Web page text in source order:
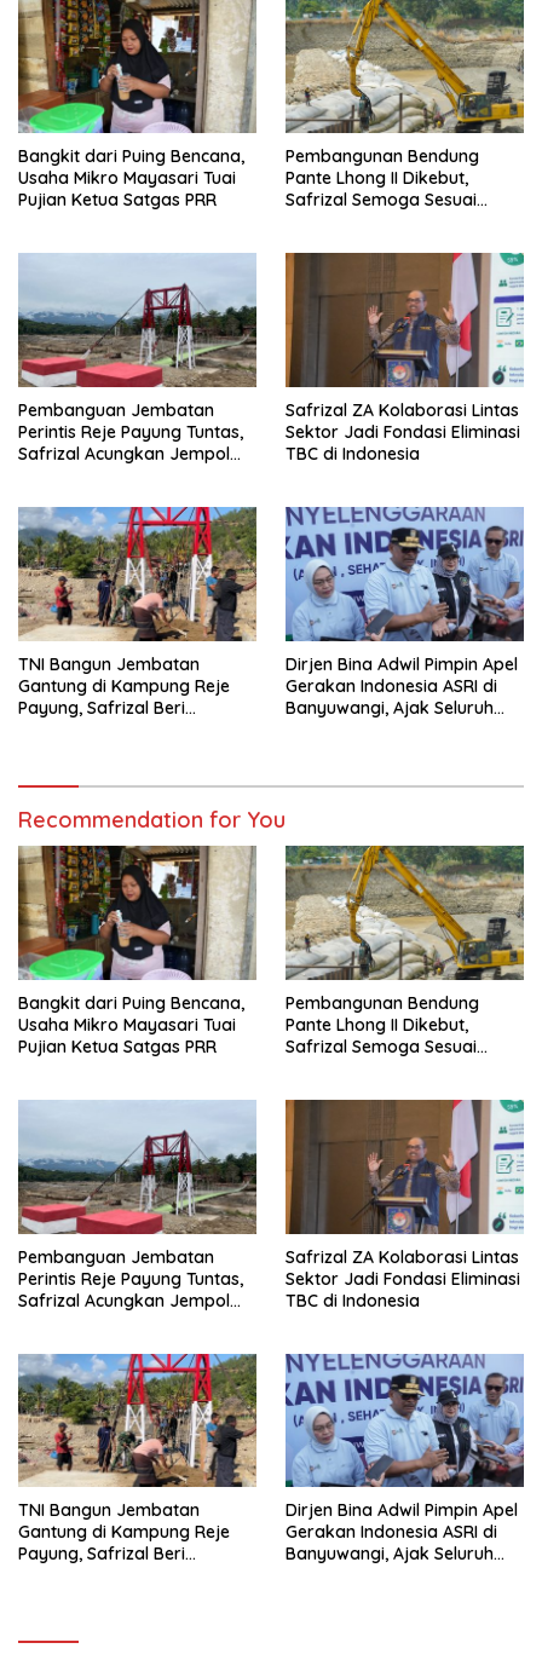
Bangkit dari Puing Bencana,
Usaha Mikro Mayasari Tuai
Pujian Ketua Satgas PRR
Pembangunan Bendung
Pante Lhong II Dikebut,
Safrizal Semoga Sesuai
Pembanguan Jembatan
Perintis Reje Payung Tuntas,
Safrizal Acungkan Jempol
Safrizal ZA Kolaborasi Lintas
Sektor Jadi Fondasi Eliminasi
TBC di Indonesia
TNI Bangun Jembatan
Gantung di Kampung Reje
Payung, Safrizal Beri
Dirjen Bina Adwil Pimpin Apel
Gerakan Indonesia ASRI di
Banyuwangi, Ajak Seluruh
Recommendation for You
Bangkit dari Puing Bencana,
Usaha Mikro Mayasari Tuai
Pujian Ketua Satgas PRR
Pembangunan Bendung
Pante Lhong II Dikebut,
Safrizal Semoga Sesuai
Pembanguan Jembatan
Perintis Reje Payung Tuntas,
Safrizal Acungkan Jempol
Safrizal ZA Kolaborasi Lintas
Sektor Jadi Fondasi Eliminasi
TBC di Indonesia
TNI Bangun Jembatan
Gantung di Kampung Reje
Payung, Safrizal Beri
Dirjen Bina Adwil Pimpin Apel
Gerakan Indonesia ASRI di
Banyuwangi, Ajak Seluruh